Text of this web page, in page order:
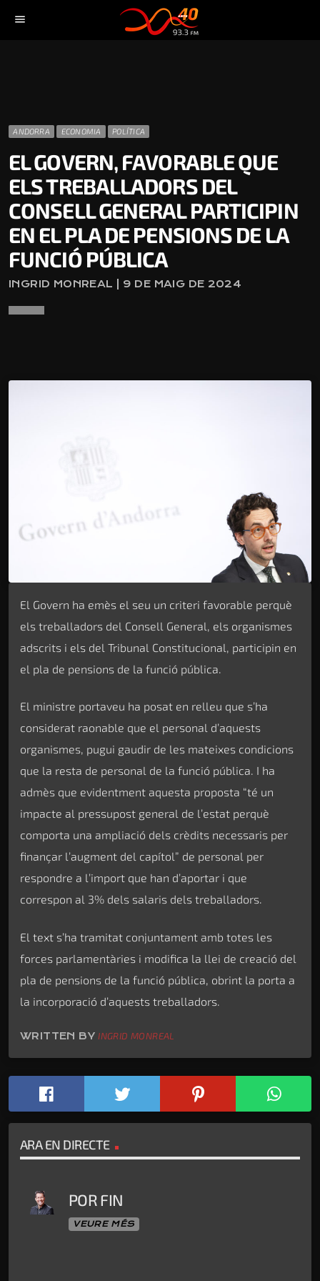
menu
ANDORRA ECONOMIA POLÍTICA
EL GOVERN, FAVORABLE QUE
ELS TREBALLADORS DEL
CONSELL GENERAL PARTICIPIN
EN EL PLA DE PENSIONS DE LA
FUNCIÓ PÚBLICA
INGRID MONREAL | 9 DE MAIG DE 2024
El Govern ha emès el seu un criteri favorable perquè
els treballadors del Consell General, els organismes
adscrits i els del Tribunal Constitucional, participin en
el pla de pensions de la funció pública.
El ministre portaveu ha posat en relleu que s’ha
considerat raonable que el personal d’aquests
organismes, pugui gaudir de les mateixes condicions
que la resta de personal de la funció pública. I ha
admès que evidentment aquesta proposta “té un
impacte al pressupost general de l’estat perquè
comporta una ampliació dels crèdits necessaris per
finançar l’augment del capítol” de personal per
respondre a l’import que han d’aportar i que
correspon al 3% dels salaris dels treballadors.
El text s’ha tramitat conjuntament amb totes les
forces parlamentàries i modifica la llei de creació del
pla de pensions de la funció pública, obrint la porta a
la incorporació d’aquests treballadors.
WRITTEN BYINGRID MONREAL
ARA EN DIRECTE
POR FIN
VEURE MÉS